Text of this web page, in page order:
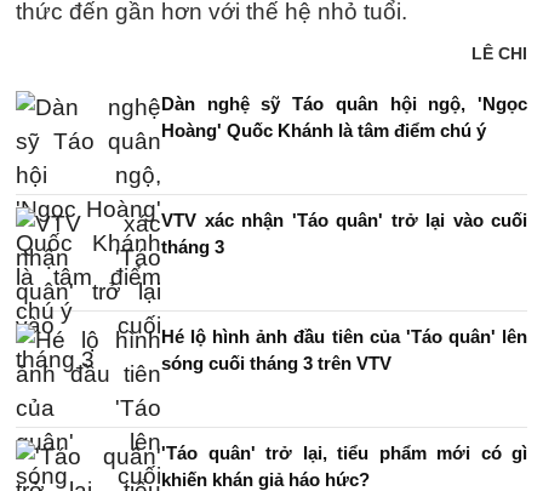
thức đến gần hơn với thế hệ nhỏ tuổi.
LÊ CHI
Dàn nghệ sỹ Táo quân hội ngộ, 'Ngọc
Hoàng' Quốc Khánh là tâm điểm chú ý
VTV xác nhận 'Táo quân' trở lại vào cuối
tháng 3
Hé lộ hình ảnh đầu tiên của 'Táo quân' lên
sóng cuối tháng 3 trên VTV
'Táo quân' trở lại, tiểu phẩm mới có gì
khiến khán giả háo hức?